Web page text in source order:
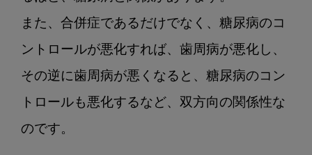
また、合併症であるだけでなく、糖尿病のコ
ントロールが悪化すれば、歯周病が悪化し、
その逆に歯周病が悪くなると、糖尿病のコン
トロールも悪化するなど、双方向の関係性な
のです。